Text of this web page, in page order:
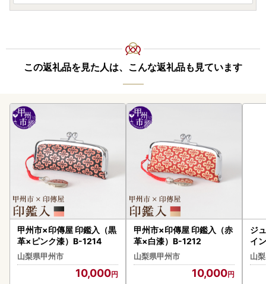
この返礼品を見た人は、こんな返礼品も見ています
甲州市×印傳屋 印鑑入（黒
革×ピンク漆）B-1214
山梨県甲州市
10,000
甲州市×印傳屋 印鑑入（赤
革×白漆）B-1212
山梨県甲州市
10,000
ジ
イ
【
15-
山